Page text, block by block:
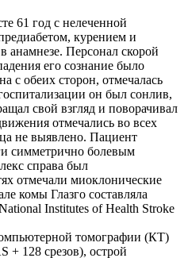
61 год с нелеченной
курением и
анамнезе. Персонал скорой
его сознание было
с обеих сторон, отмечалась
он был сонлив,
свой взгляд и поворачивал
отмечались во всех
не выявлено. Пациент
симметрично болевым
справа был
отмечали миоклонические
комы Глазго составляла
Institutes of Health Stroke
томографии (КТ)
+ 128 срезов), острой